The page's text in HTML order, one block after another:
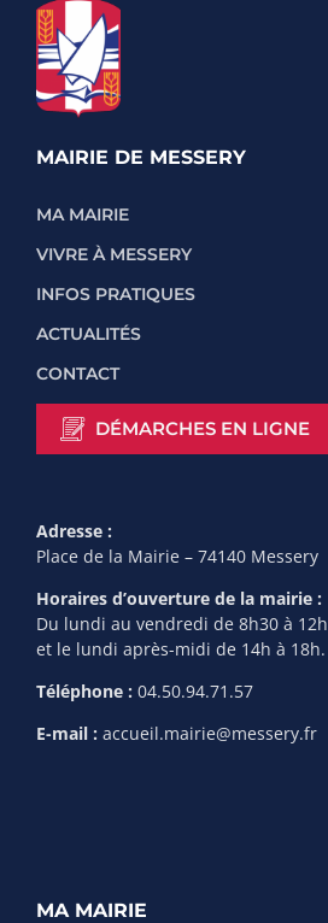
MAIRIE DE MESSERY
MA MAIRIE
VIVRE À MESSERY
INFOS PRATIQUES
ACTUALITÉS
CONTACT
DÉMARCHES EN LIGNE
Adresse :
Place de la Mairie – 74140 Messery
Horaires d’ouverture de la mairie :
Du lundi au vendredi de 8h30 à 12h
et le lundi après-midi de 14h à 18h.
Téléphone : 04.50.94.71.57
E-mail : accueil.mairie@messery.fr
MA MAIRIE